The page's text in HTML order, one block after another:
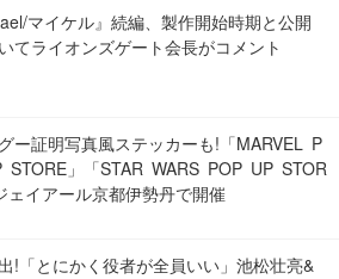
マイケル』続編、製作開始時期と公開
てライオンズゲート会長がコメント
ー証明写真風ステッカーも!「MARVEL P
STORE」「STAR WARS POP UP STOR
ェイアール京都伊勢丹で開催
!「とにかく役者が全員いい」池松壮亮&